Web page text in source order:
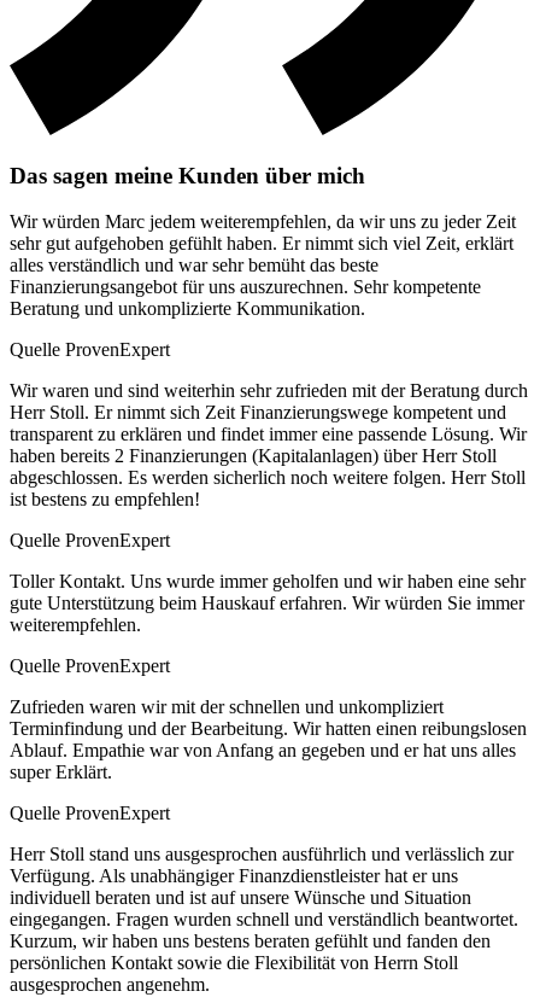
Das sagen meine Kunden über mich
Wir würden Marc jedem weiterempfehlen, da wir uns zu jeder Zeit
sehr gut aufgehoben gefühlt haben. Er nimmt sich viel Zeit, erklärt
alles verständlich und war sehr bemüht das beste
Finanzierungsangebot für uns auszurechnen. Sehr kompetente
Beratung und unkomplizierte Kommunikation.
Quelle ProvenExpert
Wir waren und sind weiterhin sehr zufrieden mit der Beratung durch
Herr Stoll. Er nimmt sich Zeit Finanzierungswege kompetent und
transparent zu erklären und findet immer eine passende Lösung. Wir
haben bereits 2 Finanzierungen (Kapitalanlagen) über Herr Stoll
abgeschlossen. Es werden sicherlich noch weitere folgen. Herr Stoll
ist bestens zu empfehlen!
Quelle ProvenExpert
Toller Kontakt. Uns wurde immer geholfen und wir haben eine sehr
gute Unterstützung beim Hauskauf erfahren. Wir würden Sie immer
weiterempfehlen.
Quelle ProvenExpert
Zufrieden waren wir mit der schnellen und unkompliziert
Terminfindung und der Bearbeitung. Wir hatten einen reibungslosen
Ablauf. Empathie war von Anfang an gegeben und er hat uns alles
super Erklärt.
Quelle ProvenExpert
Herr Stoll stand uns ausgesprochen ausführlich und verlässlich zur
Verfügung. Als unabhängiger Finanzdienstleister hat er uns
individuell beraten und ist auf unsere Wünsche und Situation
eingegangen. Fragen wurden schnell und verständlich beantwortet.
Kurzum, wir haben uns bestens beraten gefühlt und fanden den
persönlichen Kontakt sowie die Flexibilität von Herrn Stoll
ausgesprochen angenehm.